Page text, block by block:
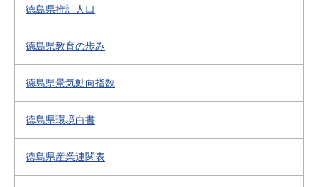
徳島県推計人口
徳島県教育の歩み
徳島県景気動向指数
徳島県環境白書
徳島県産業連関表